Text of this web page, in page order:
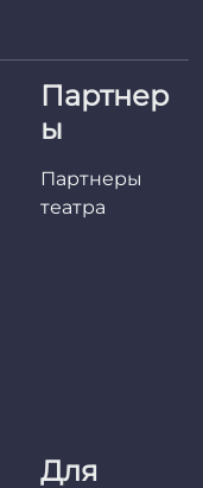
Партнер
ы
Партнеры
театра
Для